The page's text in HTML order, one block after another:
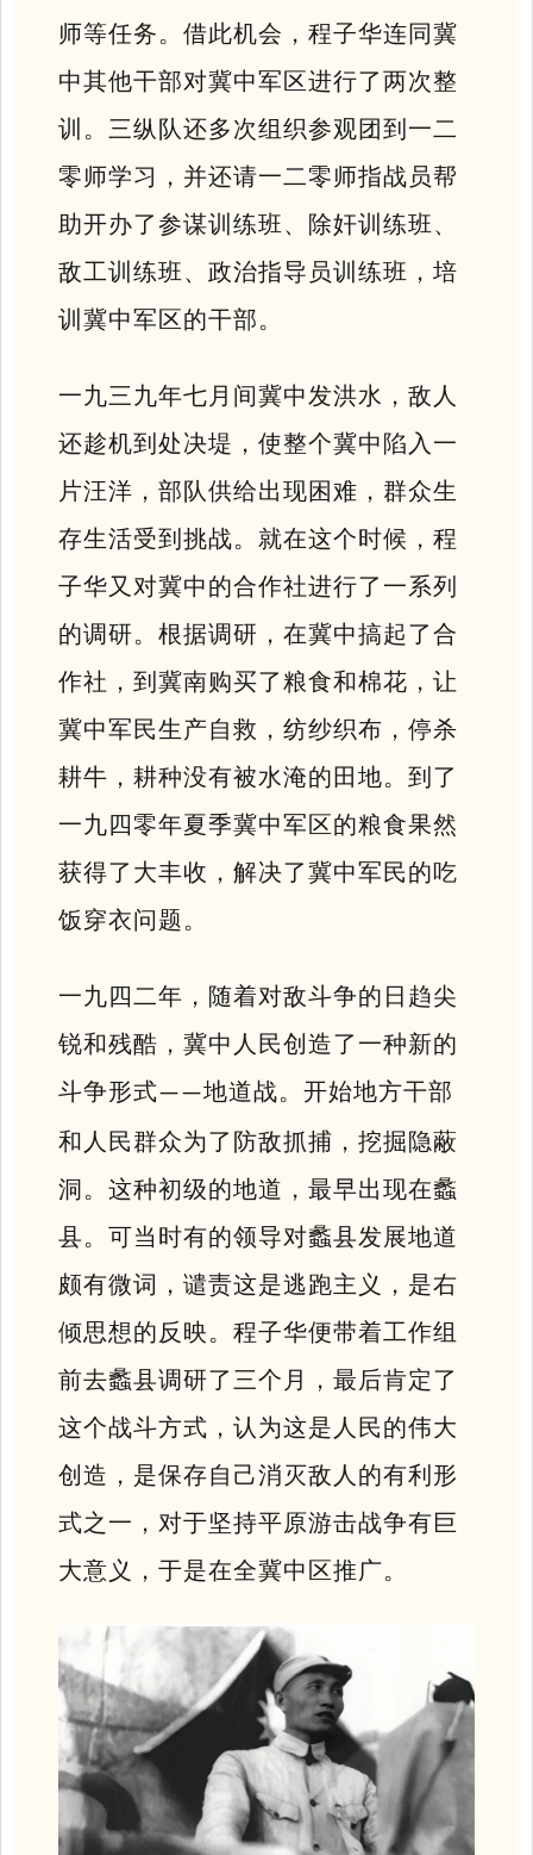
师等任务。借此机会，程子华连同冀
中其他干部对冀中军区进行了两次整
训。三纵队还多次组织参观团到一二
零师学习，并还请一二零师指战员帮
助开办了参谋训练班、除奸训练班、
敌工训练班、政治指导员训练班，培
训冀中军区的干部。
一九三九年七月间冀中发洪水，敌人
还趁机到处决堤，使整个冀中陷入一
片汪洋，部队供给出现困难，群众生
存生活受到挑战。就在这个时候，程
子华又对冀中的合作社进行了一系列
的调研。根据调研，在冀中搞起了合
作社，到冀南购买了粮食和棉花，让
冀中军民生产自救，纺纱织布，停杀
耕牛，耕种没有被水淹的田地。到了
一九四零年夏季冀中军区的粮食果然
获得了大丰收，解决了冀中军民的吃
饭穿衣问题。
一九四二年，随着对敌斗争的日趋尖
锐和残酷，冀中人民创造了一种新的
斗争形式——地道战。开始地方干部
和人民群众为了防敌抓捕，挖掘隐蔽
洞。这种初级的地道，最早出现在蠡
县。可当时有的领导对蠡县发展地道
颇有微词，谴责这是逃跑主义，是右
倾思想的反映。程子华便带着工作组
前去蠡县调研了三个月，最后肯定了
这个战斗方式，认为这是人民的伟大
创造，是保存自己消灭敌人的有利形
式之一，对于坚持平原游击战争有巨
大意义，于是在全冀中区推广。